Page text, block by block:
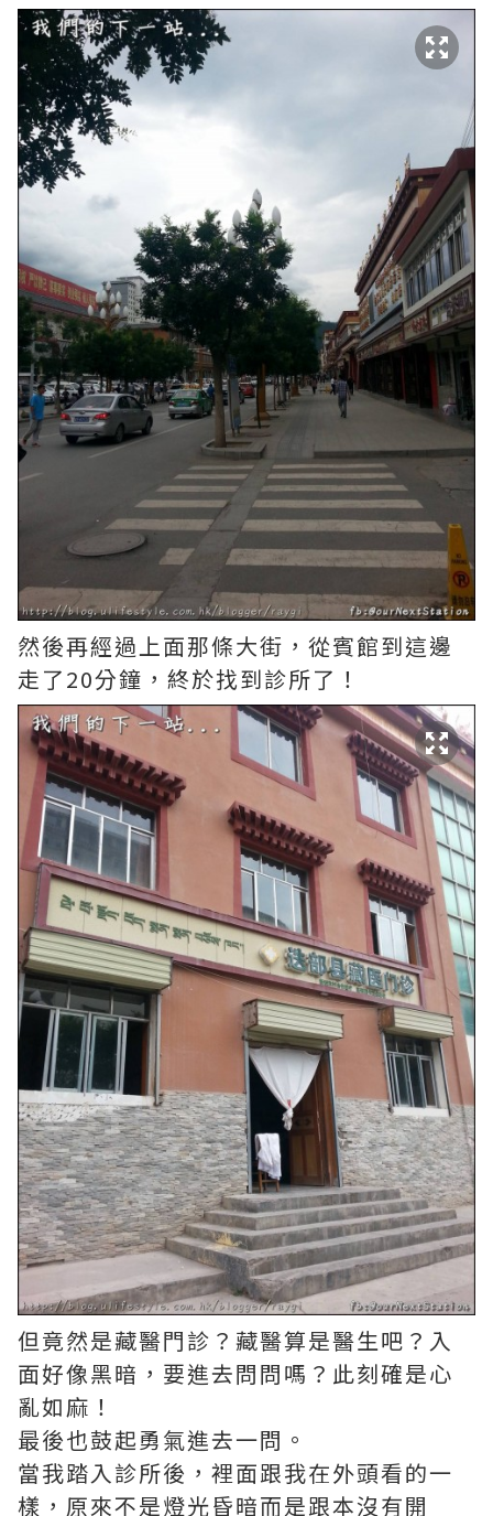
然後再經過上面那條大街，從賓館到這邊
走了20分鐘，終於找到診所了！
但竟然是藏醫門診？藏醫算是醫生吧？入
面好像黑暗，要進去問問嗎？此刻確是心
亂如麻！
最後也鼓起勇氣進去一問。
當我踏入診所後，裡面跟我在外頭看的一
樣，原來不是燈光昏暗而是跟本沒有開